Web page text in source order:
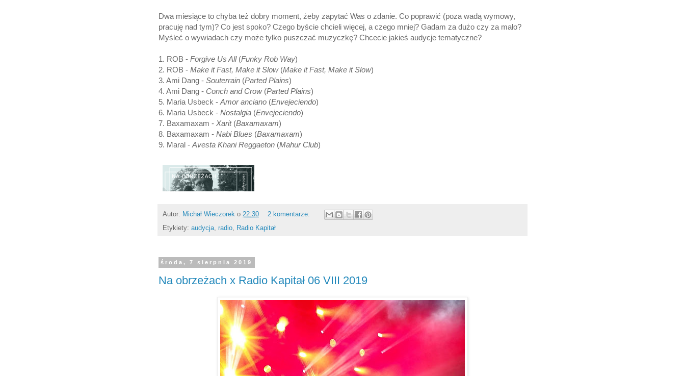
Dwa miesiące to chyba też dobry moment, żeby zapytać Was o zdanie. Co poprawić (poza wadą wymowy,
pracuję nad tym)? Co jest spoko? Czego byście chcieli więcej, a czego mniej? Gadam za dużo czy za mało?
Myśleć o wywiadach czy może tylko puszczać muzyczkę? Chcecie jakieś audycje tematyczne?
1. ROB - Forgive Us All(Funky Rob Way)
2. ROB - Make it Fast, Make it Slow(Make it Fast, Make it Slow)
3. Ami Dang - Souterrain (Parted Plains)
4. Ami Dang - Conch and Crow(Parted Plains)
5. Maria Usbeck - Amor anciano (Envejeciendo)
6. Maria Usbeck - Nostalgia (Envejeciendo)
7. Baxamaxam - Xarit(Baxamaxam)
8. Baxamaxam - Nabi Blues (Baxamaxam)
9. Maral - Avesta Khani Reggaeton (Mahur Club)
Autor: Michał Wieczorek o 22:30
2 komentarze:
Etykiety: audycja, radio, Radio Kapitał
środa, 7 sierpnia 2019
Na obrzeżach x Radio Kapitał 06 VIII 2019